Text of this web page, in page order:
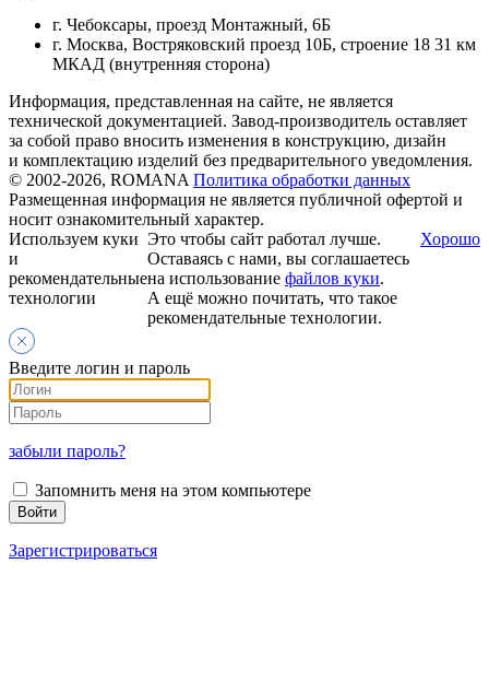
г. Чебоксары, проезд Монтажный, 6Б
г. Москва, Востряковский проезд 10Б, строение 18 31 км
МКАД (внутренняя сторона)
Информация, представленная на сайте, не является
технической документацией. Завод-производитель оставляет
за собой право вносить изменения в конструкцию, дизайн
и комплектацию изделий без предварительного уведомления.
© 2002-2026, ROMANA Политика обработки данных
Размещенная информация не является публичной офертой и
носит ознакомительный характер.
Используем куки
и
рекомендательные
технологии
Это чтобы сайт работал лучше.
Оставаясь с нами, вы соглашаетесь
на использование файлов куки.
А ещё можно почитать, что такое
рекомендательные технологии.
Хорошо
Введите логин и пароль
забыли пароль?
Запомнить меня на этом компьютере
Зарегистрироваться